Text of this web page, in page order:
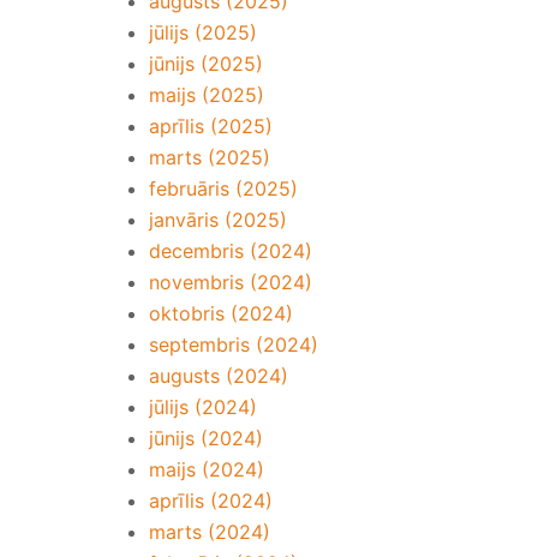
jūlijs (2025)
jūnijs (2025)
maijs (2025)
aprīlis (2025)
marts (2025)
februāris (2025)
janvāris (2025)
decembris (2024)
novembris (2024)
oktobris (2024)
septembris (2024)
augusts (2024)
jūlijs (2024)
jūnijs (2024)
maijs (2024)
aprīlis (2024)
marts (2024)